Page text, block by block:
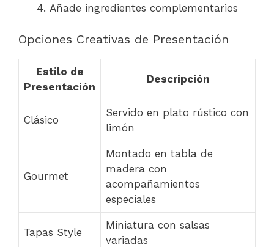
Añade ingredientes complementarios
Opciones Creativas de Presentación
Estilo de
Presentación
Descripción
Clásico
Servido en plato rústico con
limón
Gourmet
Montado en tabla de
madera con
acompañamientos
especiales
Tapas Style
Miniatura con salsas
variadas